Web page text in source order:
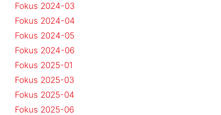
Fokus 2024-03
Fokus 2024-04
Fokus 2024-05
Fokus 2024-06
Fokus 2025-01
Fokus 2025-03
Fokus 2025-04
Fokus 2025-06